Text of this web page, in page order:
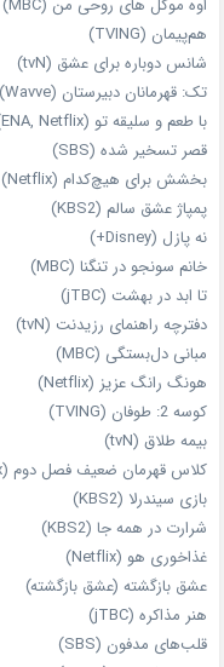
اوه موکل های روحی من (MBC)
هم‌پیمان (TVING)
شانس دوباره برای عشق (tvN)
تک: قهرمانان دبیرستان (Wavve)
با طعم و سلیقه تو (ENA, Netflix)
قصر تسخیر شده (SBS)
بخشش برای هیچ‌کدام (Netflix)
پمپاژ عشق سالم (KBS2)
نه پازل (Disney+)
خانم سونجو در تنگنا (MBC)
تا ابد در بهشت (jTBC)
دفترچه راهنمای رزیدنت (tvN)
مبانی دل‌بستگی (MBC)
هونگ رانگ عزیز (Netflix)
کوسه 2: طوفان (TVING)
بیمه طلاق (tvN)
کلاس قهرمان ضعیف فصل دوم (Netflix)
بازی سیندرلا (KBS2)
شرارت در همه‌ جا (KBS2)
غذاخوری هو (Netflix)
عشق بازگشته (عشق بازگشته)
هنر مذاکره (jTBC)
قلب‌های مدفون (SBS)